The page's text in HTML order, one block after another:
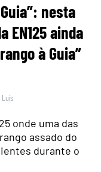
nesta
EN125 ainda
à Guia”
onde uma das
assado do
durante o